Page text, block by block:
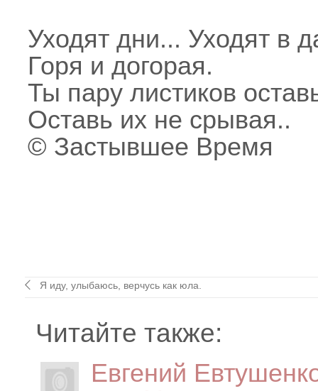
Уходят дни... Уходят в
Горя и догорая.
Ты пару листиков
Оставь их не срывая..
© Застывшее Время
Я иду, улыбаюсь, верчусь как юла.
Читайте также:
Евгений